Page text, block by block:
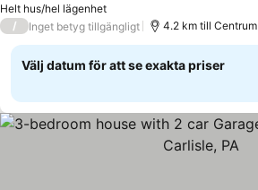
Helt hus/hel lägenhet
/ Inget betyg tillgängligt 4.2 km till Centrum
Välj datum för att se exakta priser